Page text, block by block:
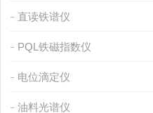
直读铁谱仪
PQL铁磁指数仪
电位滴定仪
油料光谱仪